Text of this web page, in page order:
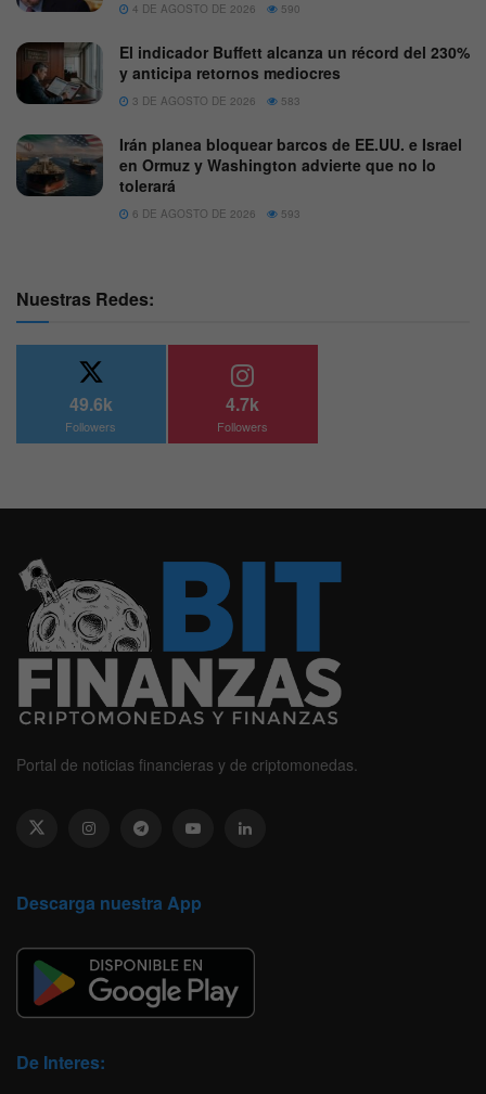
4 DE AGOSTO DE 2026 590
El indicador Buffett alcanza un récord del 230%
y anticipa retornos mediocres
3 DE AGOSTO DE 2026 583
Irán planea bloquear barcos de EE.UU. e Israel
en Ormuz y Washington advierte que no lo
tolerará
6 DE AGOSTO DE 2026 593
Nuestras Redes:
49.6k
Followers
4.7k
Followers
Portal de noticias financieras y de criptomonedas.
Descarga nuestra App
De Interes: